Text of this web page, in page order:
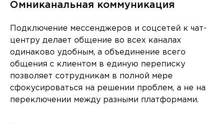
Омниканальная коммуникация
Подключение мессенджеров и соцсетей к чат-
центру делает общение во всех каналах
одинаково удобным, а объединение всего
общения с клиентом в единую переписку
позволяет сотрудникам в полной мере
сфокусироваться на решении проблем, а не на
переключении между разными платформами.